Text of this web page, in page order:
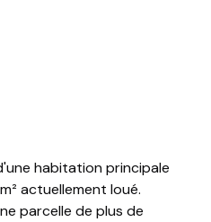
habitation principale
actuellement loué.
parcelle de plus de